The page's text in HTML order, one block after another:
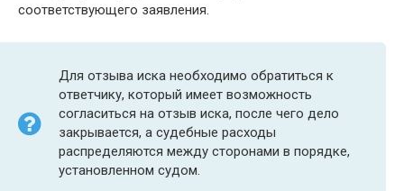
соответствующего заявления.
Для отзыва иска необходимо обратиться к
ответчику, который имеет возможность
согласиться на отзыв иска, после чего дело
закрывается, а судебные расходы
распределяются между сторонами в порядке,
установленном судом.